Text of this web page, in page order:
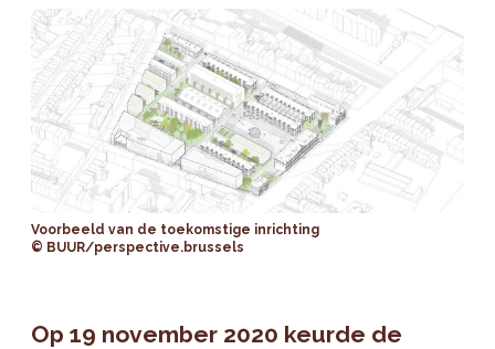
Voorbeeld van de toekomstige inrichting
© BUUR/perspective.brussels
Op 19 november 2020 keurde de